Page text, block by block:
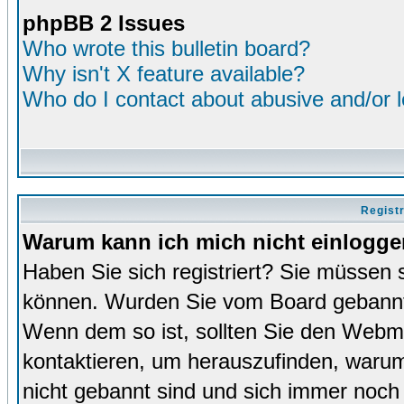
phpBB 2 Issues
Who wrote this bulletin board?
Why isn't X feature available?
Who do I contact about abusive and/or
Warum kann ich mich nicht
Haben Sie sich registriert? Sie
können. Wurden Sie vom Board
Wenn dem so ist, sollten Sie den
kontaktieren, um herauszufinden,
nicht gebannt sind und sich immer